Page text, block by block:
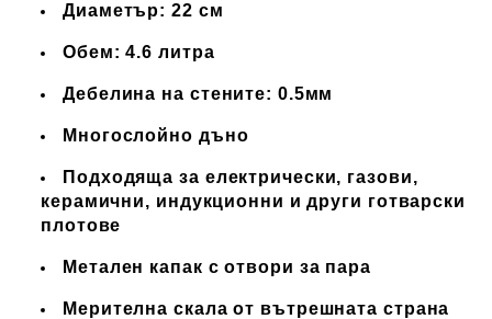
Диаметър: 22 см
Обем: 4.6 литра
Дебелина на стените: 0.5мм
Многослойно дъно
Подходяща за електрически, газови,
керамични, индукционни и други готварски
плотове
Метален капак с отвори за пара
Мерителна скала от вътрешната страна